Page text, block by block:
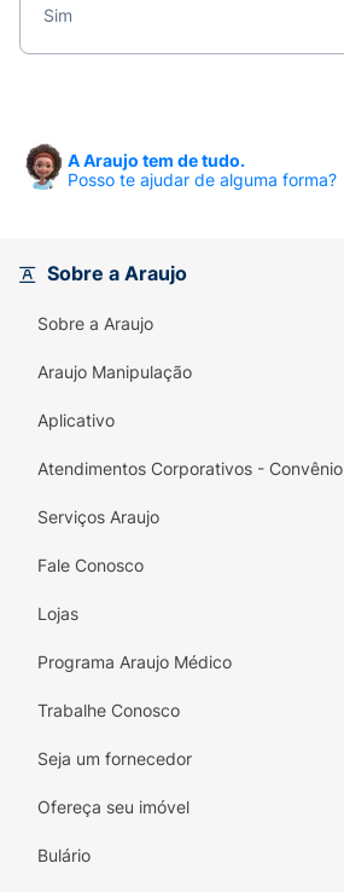
Sim
A Araujo tem de tudo.
Posso te ajudar de alguma forma?
Sobre a Araujo
Sobre a Araujo
Araujo Manipulação
Aplicativo
Atendimentos Corporativos - Convênio
Serviços Araujo
Fale Conosco
Lojas
Programa Araujo Médico
Trabalhe Conosco
Seja um fornecedor
Ofereça seu imóvel
Bulário